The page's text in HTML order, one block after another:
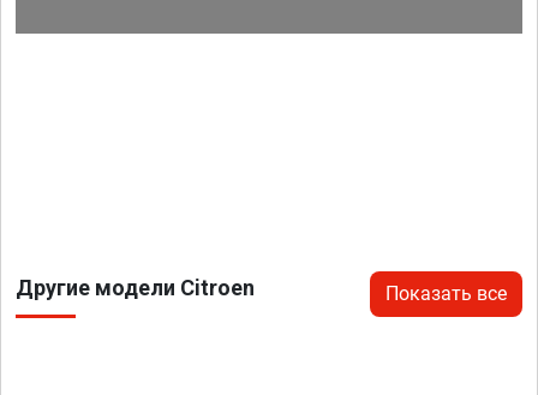
Другие модели Citroen Показать все